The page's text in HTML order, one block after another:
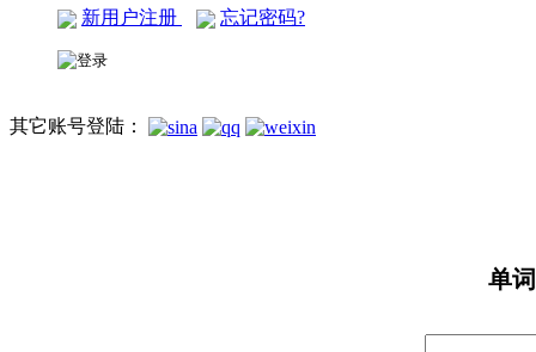
新用户注册 忘记密码?
其它账号登陆：
单